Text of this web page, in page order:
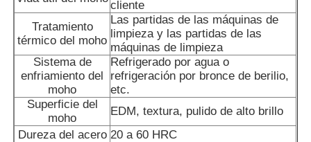
desenroscar molde
Molde para electrodomésticos
Molde de engranaje
cliente
Tratamiento
térmico del moho
Las partidas de las máquinas de
limpieza y las partidas de las
máquinas de limpieza
Sistema de
enfriamiento del
moho
Refrigerado por agua o
refrigeración por bronce de berilio,
etc.
Superficie del
moho
EDM, textura, pulido de alto brillo
Dureza del acero 20 a 60 HRC